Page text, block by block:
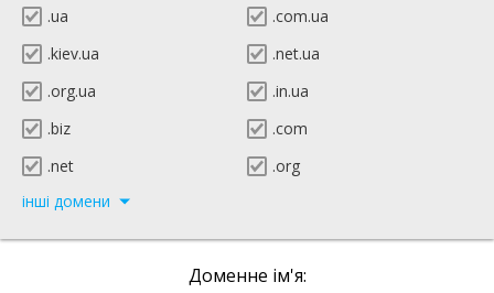
.ua
.com.ua
.kiev.ua
.net.ua
.org.ua
.in.ua
.biz
.com
.net
.org
інші домени
Доменне ім'я: